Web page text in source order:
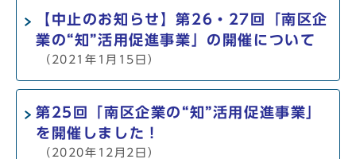
【中止のお知らせ】第26・27回「南区企
業の“知”活用促進事業」の開催について
（2021年1月15日）
第25回「南区企業の“知”活用促進事業」
を開催しました！
（2020年12月2日）